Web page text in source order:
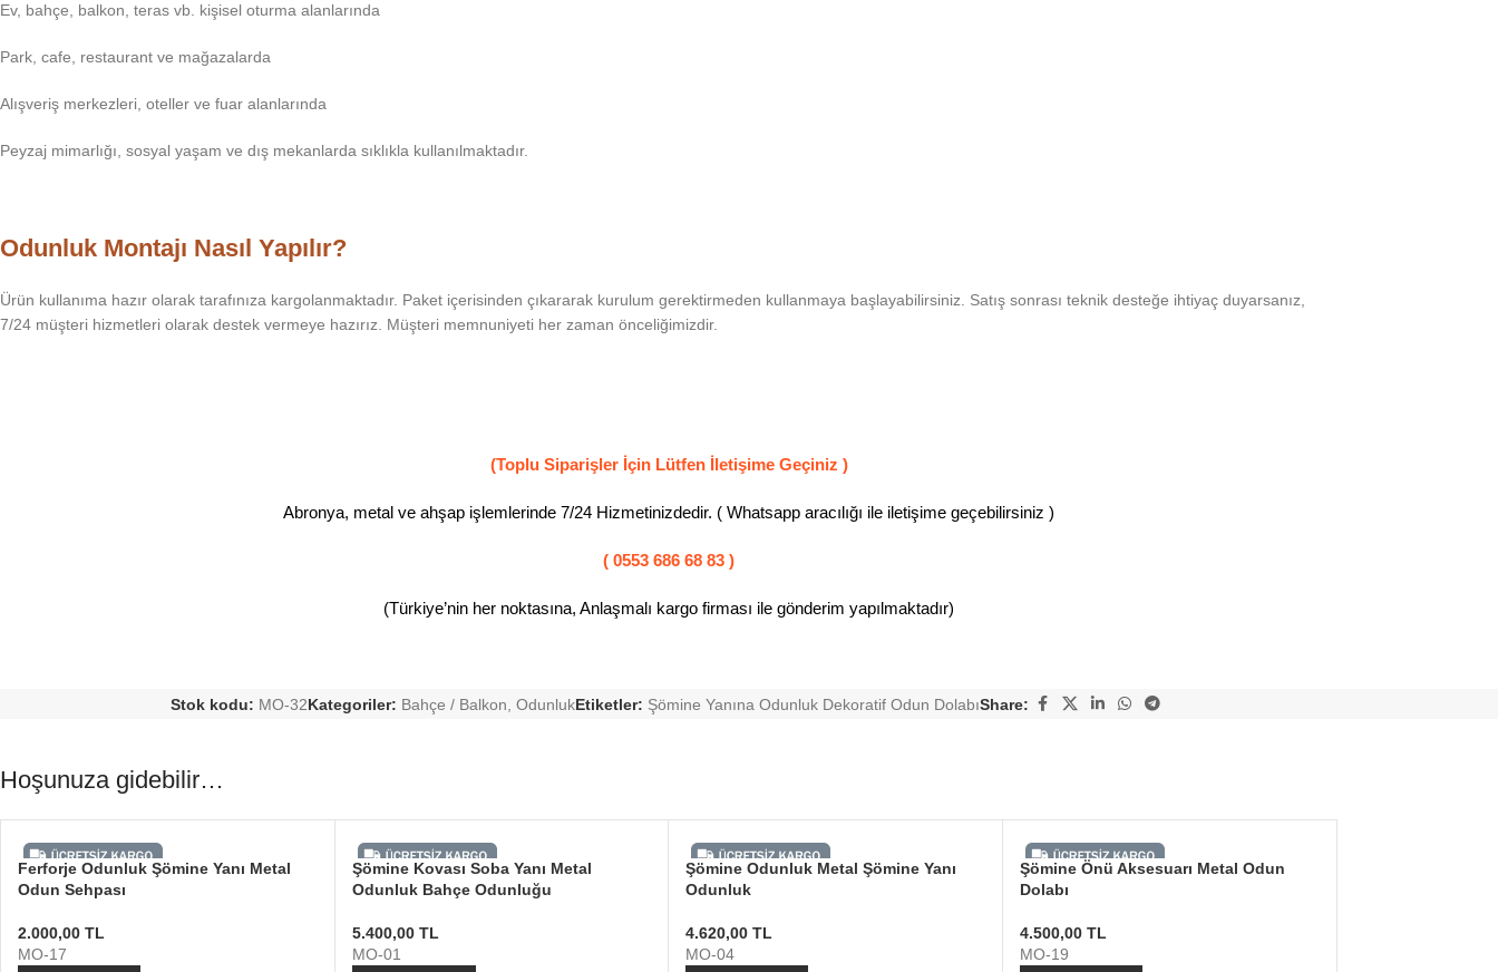
Ev, bahçe, balkon, teras vb. kişisel oturma alanlarında
Park, cafe, restaurant ve mağazalarda
Alışveriş merkezleri, oteller ve fuar alanlarında
Peyzaj mimarlığı, sosyal yaşam ve dış mekanlarda sıklıkla kullanılmaktadır.
Odunluk Montajı Nasıl Yapılır?
Ürün kullanıma hazır olarak tarafınıza kargolanmaktadır. Paket içerisinden çıkararak kurulum gerektirmeden kullanmaya başlayabilirsiniz. Satış sonrası teknik desteğe ihtiyaç duyarsanız,
7/24 müşteri hizmetleri olarak destek vermeye hazırız. Müşteri memnuniyeti her zaman önceliğimizdir.
(Toplu Siparişler İçin Lütfen İletişime Geçiniz )
Abronya, metal ve ahşap işlemlerinde 7/24 Hizmetinizdedir. ( Whatsapp aracılığı ile iletişime geçebilirsiniz )
( 0553 686 68 83 )
(Türkiye’nin her noktasına, Anlaşmalı kargo firması ile gönderim yapılmaktadır)
Stok kodu: MO-32Kategoriler: Bahçe / Balkon OdunlukEtiketler: Şömine Yanına Odunluk Dekoratif Odun DolabıShare:
Hoşunuza gidebilir…
Ferforje Odunluk Şömine Yanı Metal
Odun Sehpası
2.000,00 TL
MO-17
Şömine Kovası Soba Yanı Metal
Odunluk Bahçe Odunluğu
5.400,00 TL
MO-01
Şömine Odunluk Metal Şömine Yanı
Odunluk
4.620,00 TL
MO-04
Şömine Önü Aksesuarı Metal Odun
Dolabı
4.500,00 TL
MO-19